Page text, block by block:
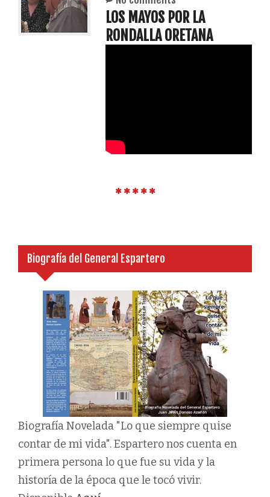
LOS MAYOS POR LA
RONDALLA ORETANA
Biografía del General Espartero
Biografía Novelada "Lo que siempre quise
contar de mi vida". Espartero nos cuenta en
primera persona lo que fue su vida y la
historía de la época que le tocó vivir.